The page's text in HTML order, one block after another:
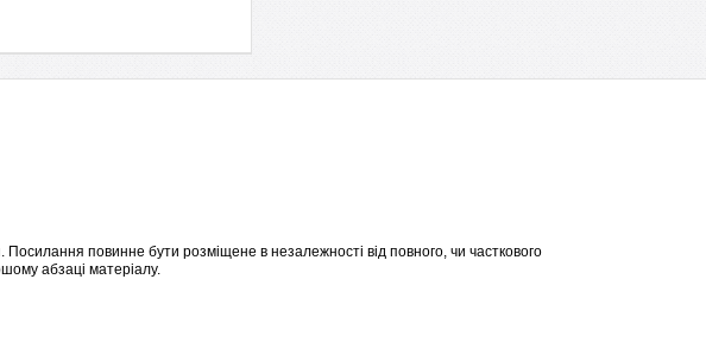
повинне бути розміщене в незалежності від повного, чи часткового
абзаці матеріалу.